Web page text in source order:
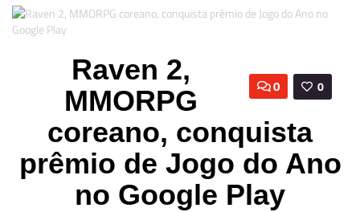
0
0
Raven 2,
MMORPG
coreano, conquista
prêmio de Jogo do Ano
no Google Play